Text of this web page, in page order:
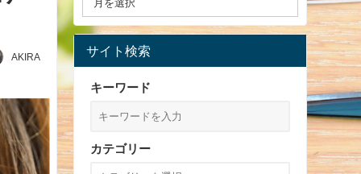
AKIRA
サイト検索
キーワード
カテゴリー